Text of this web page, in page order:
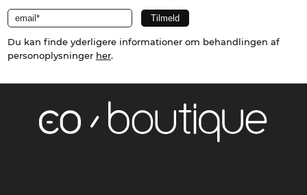
Du kan finde yderligere informationer om behandlingen af
personoplysninger her.